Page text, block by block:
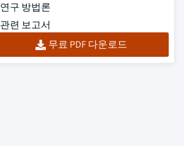
연구 방법론
관련 보고서
무료 PDF 다운로드